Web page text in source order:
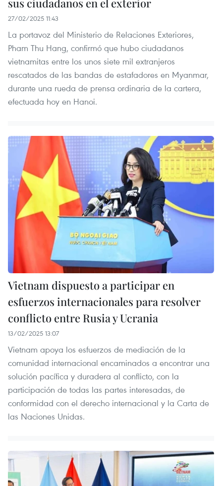
27/02/2025 11:43
La portavoz del Ministerio de Relaciones Exteriores,
Pham Thu Hang, confirmó que hubo ciudadanos
vietnamitas entre los unos siete mil extranjeros
rescatados de las bandas de estafadores en Myanmar,
durante una rueda de prensa ordinaria de la cartera,
efectuada hoy en Hanoi.
Vietnam dispuesto a participar en
esfuerzos internacionales para resolver
conflicto entre Rusia y Ucrania
13/02/2025 13:07
Vietnam apoya los esfuerzos de mediación de la
comunidad internacional encaminados a encontrar una
solución pacífica y duradera al conflicto, con la
participación de todas las partes interesadas, de
conformidad con el derecho internacional y la Carta de
las Naciones Unidas.